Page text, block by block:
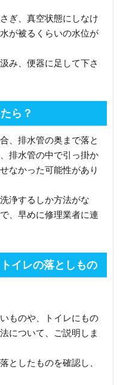
ぎ、真空状態にしなけ
が被るくらいの水位が
み、便器に足して下さ
ら？
、排水管の奥まで落と
排水管の中で引っ掛か
なかった可能性があり
浄するしか方法がな
、早めに修理業者に連
イレの落としもの
ものや、トイレにもの
について、ご説明しま
としたものを確認し、